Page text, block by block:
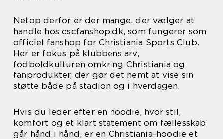
Netop derfor er der mange, der vælger at
handle hos cscfanshop.dk, som fungerer som
officiel fanshop for Christiania Sports Club.
Her er fokus på klubbens arv,
fodboldkulturen omkring Christiania og
fanprodukter, der gør det nemt at vise sin
støtte både på stadion og i hverdagen.
Hvis du leder efter en hoodie, hvor stil,
komfort og et klart statement om fællesskab
går hånd i hånd, er en Christiania-hoodie et